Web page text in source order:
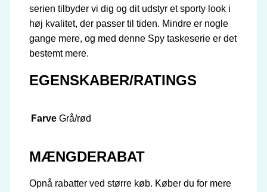
serien tilbyder vi dig og dit udstyr et sporty look i
høj kvalitet, der passer til tiden. Mindre er nogle
gange mere, og med denne Spy taskeserie er det
bestemt mere.
EGENSKABER/RATINGS
Farve Grå/rød
MÆNGDERABAT
Opnå rabatter ved større køb. Køber du for mere